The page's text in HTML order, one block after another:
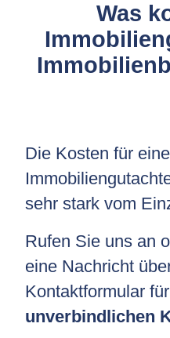
Was
Die Kosten für
sehr stark vom
Rufen Sie uns an
eine Nachricht
Kontaktformular
unverbindlichen